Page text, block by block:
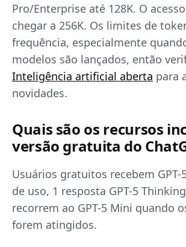
Pro/Enterprise até 128K. O
chegar a 256K. Os limites de
frequência, especialmente
modelos são lançados, então
Inteligência artificial aberta para
novidades.
Quais são os recursos
versão gratuita do
Usuários gratuitos recebem
de uso, 1 resposta GPT-5
recorrem ao GPT-5 Mini quando
forem atingidos.